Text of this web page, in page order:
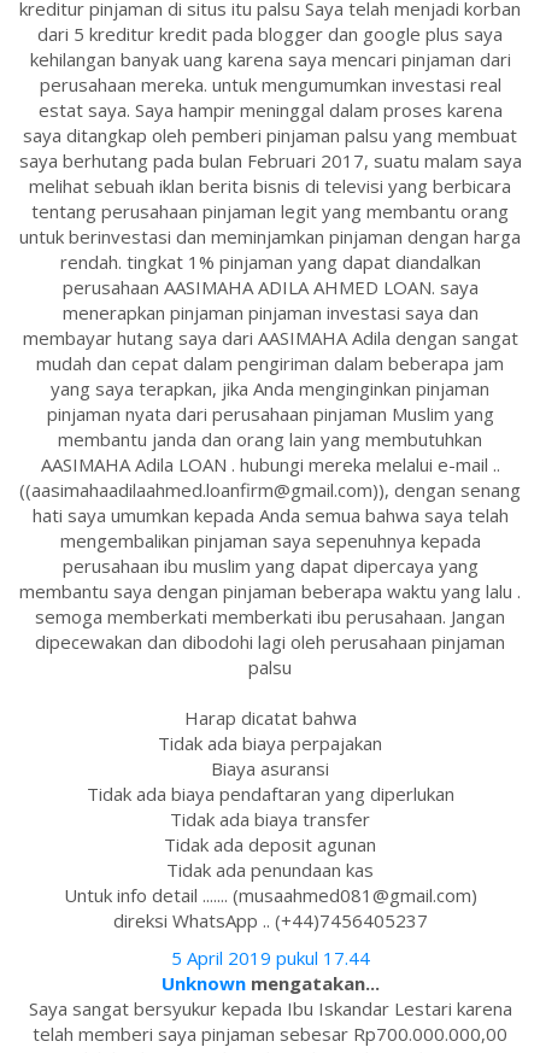
kreditur pinjaman di situs itu palsu Saya telah menjadi korban
dari 5 kreditur kredit pada blogger dan google plus saya
kehilangan banyak uang karena saya mencari pinjaman dari
perusahaan mereka. untuk mengumumkan investasi real
estat saya. Saya hampir meninggal dalam proses karena
saya ditangkap oleh pemberi pinjaman palsu yang membuat
saya berhutang pada bulan Februari 2017, suatu malam saya
melihat sebuah iklan berita bisnis di televisi yang berbicara
tentang perusahaan pinjaman legit yang membantu orang
untuk berinvestasi dan meminjamkan pinjaman dengan harga
rendah. tingkat 1% pinjaman yang dapat diandalkan
perusahaan AASIMAHA ADILA AHMED LOAN. saya
menerapkan pinjaman pinjaman investasi saya dan
membayar hutang saya dari AASIMAHA Adila dengan sangat
mudah dan cepat dalam pengiriman dalam beberapa jam
yang saya terapkan, jika Anda menginginkan pinjaman
pinjaman nyata dari perusahaan pinjaman Muslim yang
membantu janda dan orang lain yang membutuhkan
AASIMAHA Adila LOAN . hubungi mereka melalui e-mail ..
((aasimahaadilaahmed.loanfirm@gmail.com)), dengan senang
hati saya umumkan kepada Anda semua bahwa saya telah
mengembalikan pinjaman saya sepenuhnya kepada
perusahaan ibu muslim yang dapat dipercaya yang
membantu saya dengan pinjaman beberapa waktu yang lalu .
semoga memberkati memberkati ibu perusahaan. Jangan
dipecewakan dan dibodohi lagi oleh perusahaan pinjaman
palsu
Harap dicatat bahwa
Tidak ada biaya perpajakan
Biaya asuransi
Tidak ada biaya pendaftaran yang diperlukan
Tidak ada biaya transfer
Tidak ada deposit agunan
Tidak ada penundaan kas
Untuk info detail ....... (musaahmed081@gmail.com)
direksi WhatsApp .. (+44)7456405237
5 April 2019 pukul 17.44
Unknownmengatakan...
Saya sangat bersyukur kepada Ibu Iskandar Lestari karena
telah memberi saya pinjaman sebesar Rp700.000.000,00